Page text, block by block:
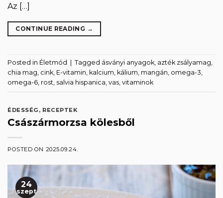
Az […]
CONTINUE READING →
Posted in Életmód Tagged ásványi anyagok, azték zsályamag,
chia mag, cink, E-vitamin, kalcium, kálium, mangán, omega-3,
omega-6, rost, salvia hispanica, vas, vitaminok
ÉDESSÉG , RECEPTEK
Császármorzsa kölesből
POSTED ON 2025.09.24.
24
szept